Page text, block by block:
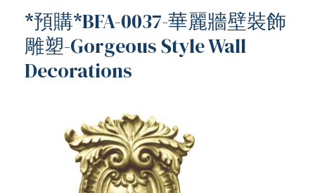
*預購*BFA-0037-華麗牆壁裝飾
雕塑-Gorgeous Style Wall
Decorations
含日本